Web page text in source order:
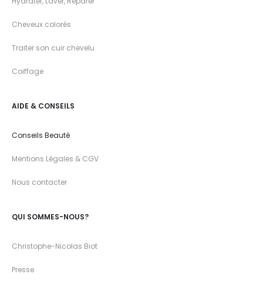
Cheveux colorés
Traiter son cuir chevelu
Coiffage
AIDE & CONSEILS
Conseils Beauté
Mentions Légales & CGV
Nous contacter
QUI SOMMES-NOUS?
Christophe-Nicolas Biot
Presse